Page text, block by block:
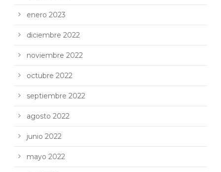
enero 2023
diciembre 2022
noviembre 2022
octubre 2022
septiembre 2022
agosto 2022
junio 2022
mayo 2022